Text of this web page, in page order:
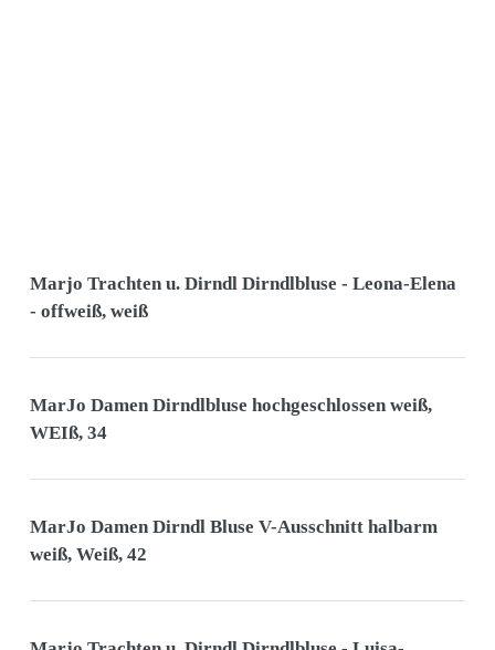
Marjo Trachten u. Dirndl Dirndlbluse - Leona-Elena
- offweiß, weiß
MarJo Damen Dirndlbluse hochgeschlossen weiß,
WEIß, 34
MarJo Damen Dirndl Bluse V-Ausschnitt halbarm
weiß, Weiß, 42